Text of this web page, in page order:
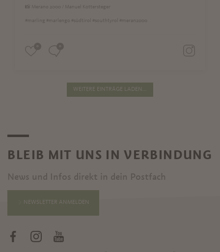
📸 Merano 2000 / Manuel Kottersteger
#marling #marlengo #südtirol #southtyrol #meran2000
WEITERE EINTRÄGE LADEN...
BLEIB MIT UNS IN VERBINDUNG
News und Infos direkt in dein Postfach
NEWSLETTER ANMELDEN